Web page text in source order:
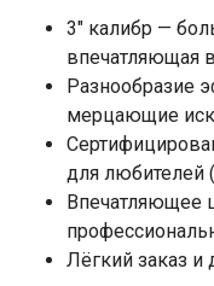
3″ калибр —
впечатляющая
Разнообразие
мерцающие
для любителей
Впечатляющее
Лёгкий заказ и